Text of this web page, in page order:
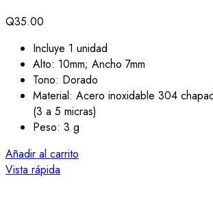
Q35.00
Incluye 1 unidad
Alto: 10mm; Ancho 7mm
Tono: Dorado
Material: Acero inoxidable 304
(3 a 5 micras)
Peso: 3 g
Añadir al carrito
Vista rápida